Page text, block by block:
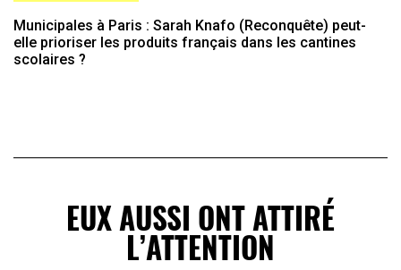
Municipales à Paris : Sarah Knafo (Reconquête) peut-
elle prioriser les produits français dans les cantines
scolaires ?
EUX AUSSI ONT ATTIRÉ
L’ATTENTION